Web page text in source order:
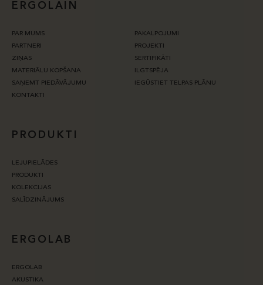
ERGOLAIN
PAR MUMS
PAKALPOJUMI
PARTNERI
PROJEKTI
ZIŅAS
SERTIFIKĀTI
MATERIĀLU KOPŠANA
ILGTSPĒJA
SAŅEMT PIEDĀVĀJUMU
IEGŪSTIET TELPAS PLĀNU
KONTAKTI
PRODUKTI
LEJUPIELĀDES
PRODUKTI
KOLEKCIJAS
SALĪDZINĀJUMS
ERGOLAB
ERGOLAB
AKUSTIKA